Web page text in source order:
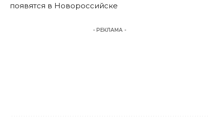
появятся в Новороссийске
- РЕКЛАМА -